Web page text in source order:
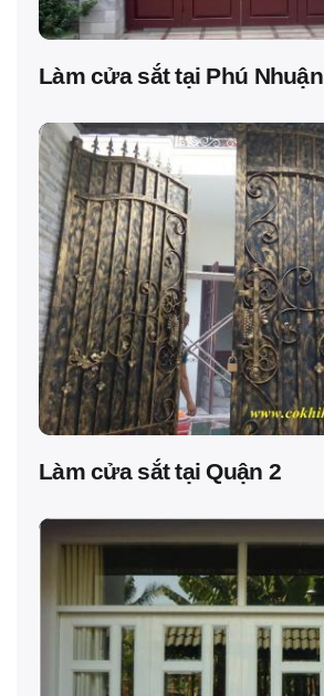
Làm cửa sắt tại Phú Nhuận
Làm cửa sắt tại Quận 2